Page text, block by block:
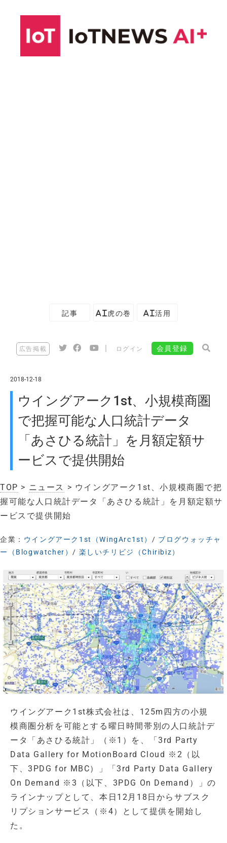
記事 AI虎の巻 AI活用
広告掲載 ログイン 会員登録
2018-12-18
ウイングアーク1st、小規模商圏
で把握可能な人口統計データ
「あさひる統計」を月額定額サ
ービスで提供開始
TOP > ニュース > ウイングアーク1st、小規模商圏で把
握可能な人口統計データ「あさひる統計」を月額定額サ
ービスで提供開始
企業： ウイングアーク1st（WingArc1st）/ ブログウォッチャ
ー（Blogwatcher）/ 楽しいチリビジ（Chiribiz）
ウイングアーク1st株式会社は、125m四方の小規
模商圏分析を可能とする曜日時間帯別の人口統計デ
ータ「あさひる統計」（※1）を、「3rd Party
Data Gallery for MotionBoard Cloud ※2（以
下、3PDG for MBC）」「3rd Party Data Gallery
On Demand ※3（以下、3PDG On Demand）」の
ラインナップとして、本日12月18日からサブスク
リプションサービス（※4）として提供を開始し
た。